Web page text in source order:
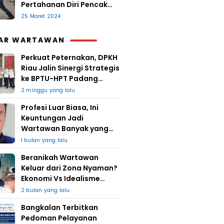
Pertahanan Diri Pencak
Sugesti
25 Maret 2024
WARTAWAN
Perkuat Peternakan, DPKH
Riau Jalin Sinergi Strategis
ke BPTU-HPT Padang
Mengatas
2 minggu yang lalu
Profesi Luar Biasa, Ini
Keuntungan Jadi
Wartawan Banyak yang
Takut
1 bulan yang lalu
Beranikah Wartawan
Keluar dari Zona Nyaman?
Ekonomi Vs Idealisme
Jurnalistik
2 bulan yang lalu
Bangkalan Terbitkan
Pedoman Pelayanan